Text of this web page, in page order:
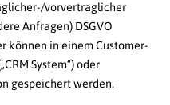
vorvertraglicher
Anfragen) DSGVO
können in einem Customer-
System“) oder
gespeichert werden.